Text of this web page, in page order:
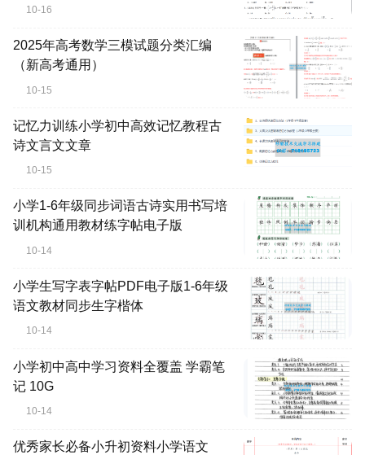
10-16
2025年高考数学三模试题分类汇编
（新高考通用）
10-15
记忆力训练小学初中高效记忆教程古
诗文言文文章
10-15
小学1-6年级同步词语古诗实用书写培
训机构通用教材练字帖电子版
10-14
小学生写字表字帖PDF电子版1-6年级
语文教材同步生字楷体
10-14
小学初中高中学习资料全覆盖 学霸笔
记 10G
10-14
优秀家长必备小升初资料小学语文